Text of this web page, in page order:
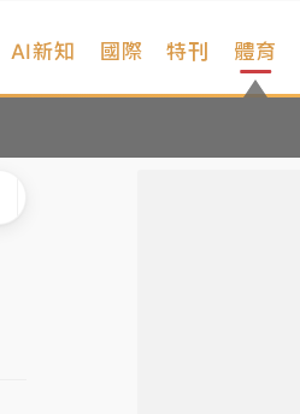
AI新知 國際 特刊 體育